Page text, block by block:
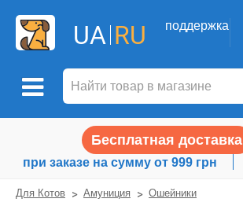
UA RU поддержка
Бесплатная доставка
при заказе на сумму от 999 грн
Для Котов Амуниция Ошейники